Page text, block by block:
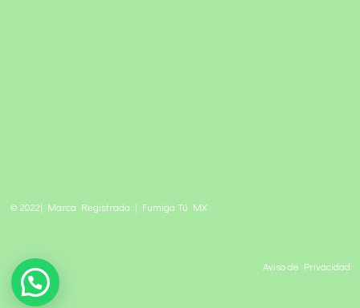
© 2022| Marca Registrada | Fumiga Tú MX
Aviso de Privacidad